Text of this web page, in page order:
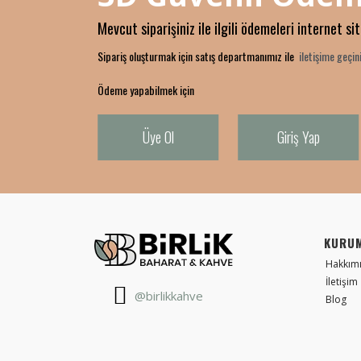
Mevcut siparişiniz ile ilgili ödemeleri internet
Sipariş oluşturmak için satış departmanımız ile iletişime
Ödeme yapabilmek için
Üye Ol Giriş Yap
@birlikkahve
İletişim
Blog